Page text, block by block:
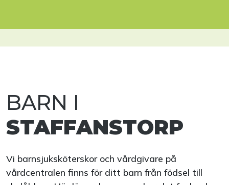
BARN I
STAFFANSTORP
Vi barnsjuksköterskor och vårdgivare på
vårdcentralen finns för ditt barn från födsel till